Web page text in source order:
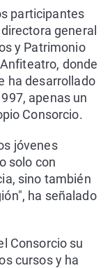
participantes
general
y Patrimonio
donde
ha desarrollado
apenas un
Consorcio.
jóvenes
solo con
sino también
ha señalado
Consorcio su
cursos y ha